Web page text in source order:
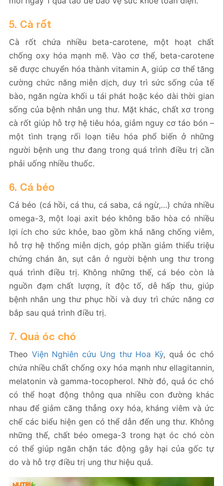
5. Cà rốt
Cà rốt chứa nhiều beta-carotene, một hoạt chất
chống oxy hóa mạnh mẽ. Vào cơ thể, beta-carotene
sẽ được chuyển hóa thành vitamin A, giúp cơ thể tăng
cường chức năng miễn dịch, duy trì sức sống của tế
bào, ngăn ngừa khối u tái phát hoặc kéo dài thời gian
sống của bệnh nhân ung thư. Mặt khác, chất xơ trong
cà rốt giúp hỗ trợ hệ tiêu hóa, giảm nguy cơ táo bón –
một tình trạng rối loạn tiêu hóa phổ biến ở những
người bệnh ung thư đang trong quá trình điều trị cần
phải uống nhiều thuốc.
6. Cá béo
Cá béo (cá hồi, cá thu, cá saba, cá ngừ,…) chứa nhiều
omega-3, một loại axit béo không bão hòa có nhiều
lợi ích cho sức khỏe, bao gồm khả năng chống viêm,
hỗ trợ hệ thống miễn dịch, góp phần giảm thiểu triệu
chứng chán ăn, sụt cân ở người bệnh ung thư trong
quá trình điều trị. Không những thế, cá béo còn là
nguồn đạm chất lượng, ít độc tố, dễ hấp thu, giúp
bệnh nhân ung thư phục hồi và duy trì chức năng cơ
bắp sau quá trình điều trị.
7. Quả óc chó
Theo Viện Nghiên cứu Ung thư Hoa Kỳ, quả óc chó
chứa nhiều chất chống oxy hóa mạnh như ellagitannin,
melatonin và gamma-tocopherol. Nhờ đó, quả óc chó
có thể hoạt động thông qua nhiều con đường khác
nhau để giảm căng thẳng oxy hóa, kháng viêm và ức
chế các biểu hiện gen có thể dẫn đến ung thư. Không
những thế, chất béo omega-3 trong hạt óc chó còn
có thể giúp ngăn chặn tác động gây hại của gốc tự
do và hỗ trợ điều trị ung thư hiệu quả.